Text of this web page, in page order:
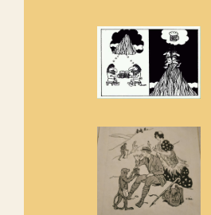
de l'entorn de Sant